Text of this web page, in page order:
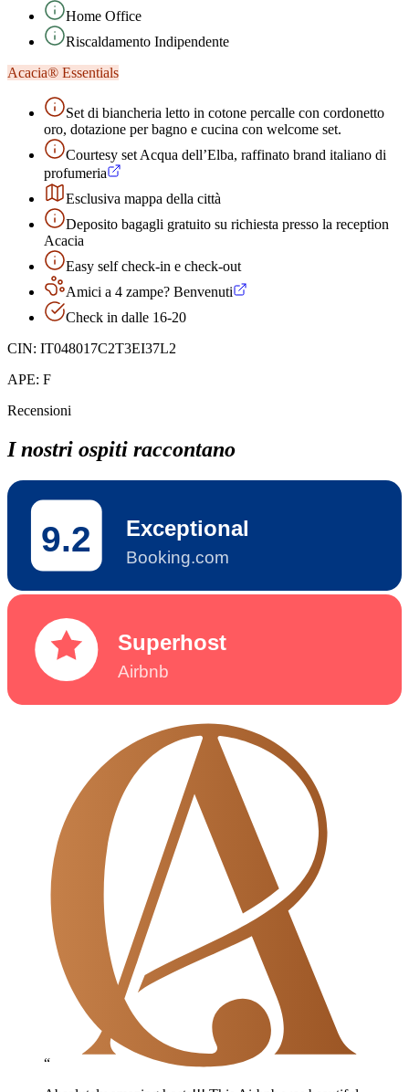
Home Office
Riscaldamento Indipendente
Acacia® Essentials
Set di biancheria letto in cotone percalle con cordonetto
oro, dotazione per bagno e cucina con welcome set.
Courtesy set Acqua dell’Elba, raffinato brand italiano di
profumeria
Esclusiva mappa della città
Deposito bagagli gratuito su richiesta presso la reception
Acacia
Easy self check-in e check-out
Amici a 4 zampe? Benvenuti
Check in dalle 16-20
CIN: IT048017C2T3EI37L2
APE: F
Recensioni
I nostri ospiti raccontano
“